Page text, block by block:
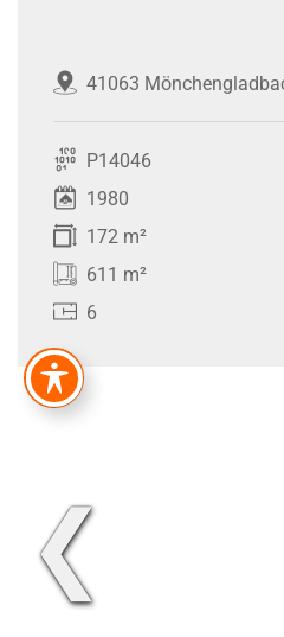
41063
P14046
1980
172 m²
611 m²
6
❮